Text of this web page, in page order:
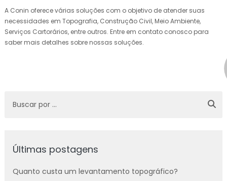
A Conin oferece várias soluções com o objetivo de atender suas
necessidades em Topografia, Construção Civil, Meio Ambiente,
Serviços Cartorários, entre outros. Entre em contato conosco para
saber mais detalhes sobre nossas soluções.
Últimas postagens
Quanto custa um levantamento topográfico?